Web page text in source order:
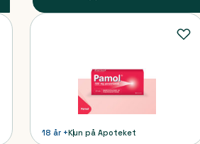
18 år +Kun på Apoteket